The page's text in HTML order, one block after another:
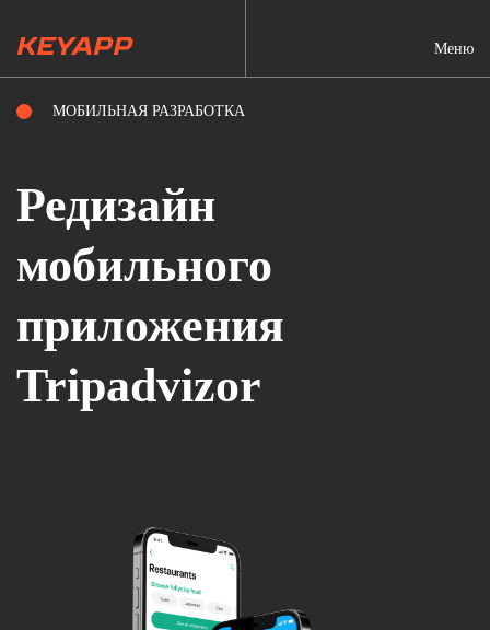
Меню
МОБИЛЬНАЯ РАЗРАБОТКА
Редизайн
мобильного
приложения
Tripadvizor